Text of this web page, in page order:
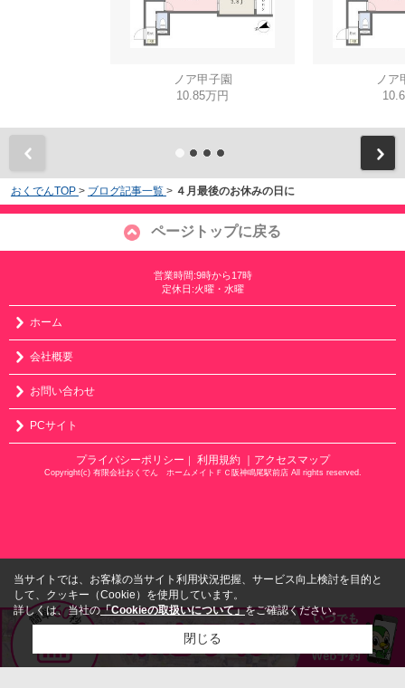
ノア甲子園
10.85万円
ノア
おくでんTOP > ブログ記事一覧 > ４月最後のお休みの日に
ページトップに戻る
営業時間:9時から17時
定休日:火曜・水曜
ホーム
会社概要
お問い合わせ
PCサイト
プライバシーポリシー ｜ 利用規約 ｜アクセスマップ
Copyright(c) 有限会社おくでん ホームメイトＦＣ阪神鳴尾駅前店 All rights reserved.
当サイトでは、お客様の当サイト利用状況把握、サービス向上検討を目的と
して、クッキー（Cookie）を使用しています。
詳しくは、当社の「Cookieの取扱いについて」をご確認ください。
閉じる